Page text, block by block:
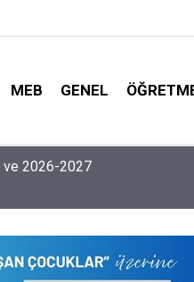
MEB GENEL
Tarihleri